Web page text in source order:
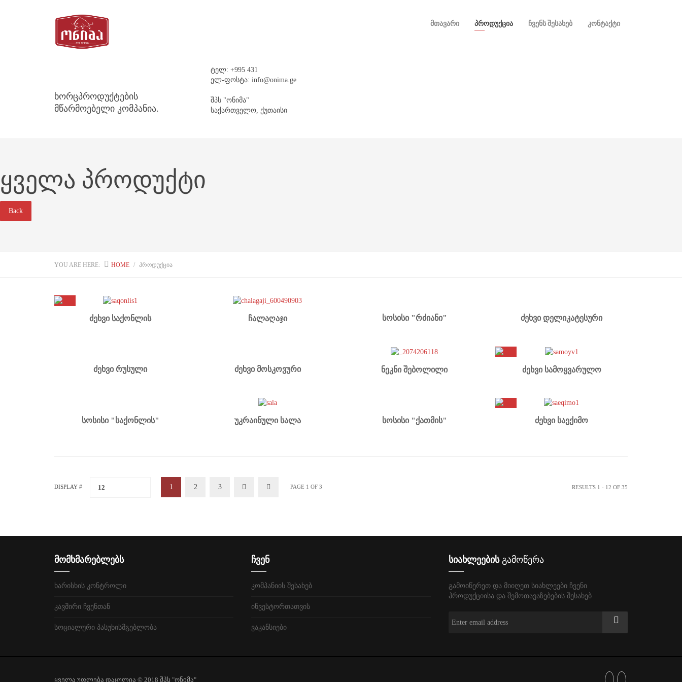
ხორცპროდუქტების
მწარმოებელი კომპანია.
ტელ: +995 431
ელ-ფოსტა: info@onima.ge
შპს "ონიმა"
საქართველო, ქუთაისი
ᲛᲗᲐᲕᲐᲠᲘ ᲞᲠᲝᲓᲣᲥᲪᲘᲐ ᲩᲕᲔᲜᲡ ᲨᲔᲡᲐᲮᲔᲑ ᲙᲝᲜᲢᲐᲥᲢᲘ
ᲧᲕᲔᲚᲐ ᲞᲠᲝᲓᲣᲥᲢᲘ
Back
YOU ARE HERE: HOME ᲞᲠᲝᲓᲣᲥᲪᲘᲐ
ძეხვი საქონლის ჩალაღაჯი სოსისი "რძიანი" ძეხვი დელიკატესური
ძეხვი რუსული ძეხვი მოსკოვური ნეკნი შებოლილი ძეხვი სამოყვარულო
სოსისი "საქონლის" უკრაინული სალა სოსისი "ქათმის" ძეხვი საექიმო
DISPLAY # 12 1 2 3 PAGE 1 OF 3 RESULTS 1 - 12 OF 35
მომხმარებლებს
ხარისხის კონტროლი
კავშირი ჩვენთან
სოციალური პასუხისმგებლობა
ჩვენ
კომპანიის შესახებ
ინვესტორთათვის
ვაკანსიები
სიახლეებისგამოწერა
გამოიწერეთ და მიიღეთ სიახლეები ჩვენი
პროდუქციისა და შემოთავაზებების შესახებ
ყველა უფლება დაცულია © 2018 შპს "ონიმა"